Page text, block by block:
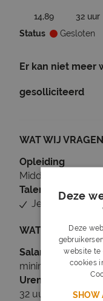
14,89 32 uur
Status
Gesloten
Er kan niet meer
gesolliciteerd
WAT WIJ VRAGEN
Opleiding
Middelbare
Talen
Je beheerst
WAT WIJ BIEDEN
Salaris
minimaal € 14,89
Uren
32 uur per week
Deze
Deze
website te
cookies
SHOW